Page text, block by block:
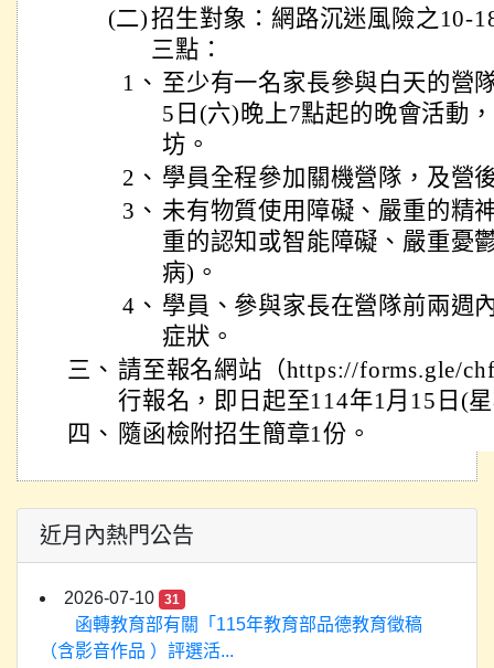
(二)招生對象：網路沉迷風險之10-
三點：
1、 至少有一名家長參與白天的營
5日(六)晚上7點起的晚會活動
坊。
2、 學員全程參加關機營隊，及營
3、 未有物質使用障礙、嚴重的精
重的認知或智能障礙、嚴重憂
病)。
4、 學員、參與家長在營隊前兩週
症狀。
三、 請至報名網站（https://forms.gle/
行報名，即日起至114年1月15日(
四、 隨函檢附招生簡章1份。
近月內熱門公告
2026-07-10 31
函轉教育部有關「115年教育部品德教育徵稿
（含影音作品 ）評選活...